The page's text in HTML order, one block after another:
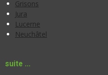
Grisons
Jura
Lucerne
Neuchâtel
suite ...